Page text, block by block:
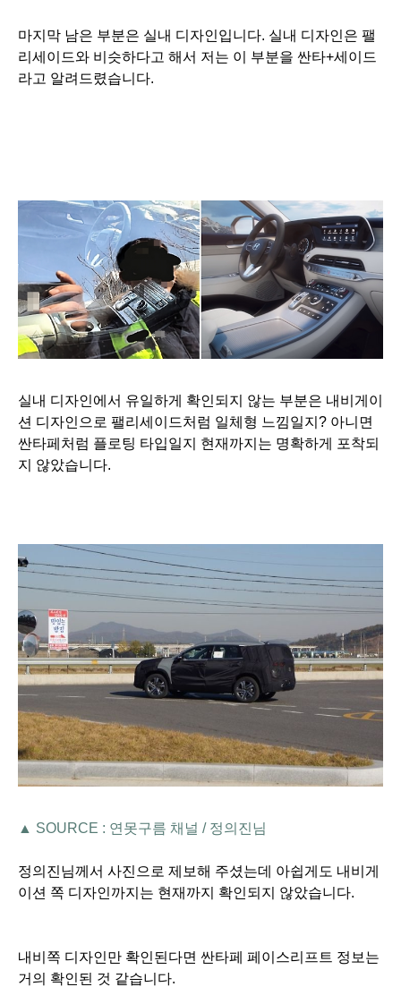
마지막 남은 부분은 실내 디자인입니다. 실내 디자인은 팰
리세이드와 비슷하다고 해서 저는 이 부분을 싼타+세이드
라고 알려드렸습니다.
실내 디자인에서 유일하게 확인되지 않는 부분은 내비게이
션 디자인으로 팰리세이드처럼 일체형 느낌일지? 아니면
싼타페처럼 플로팅 타입일지 현재까지는 명확하게 포착되
지 않았습니다.
▲ SOURCE : 연못구름 채널 / 정의진님
정의진님께서 사진으로 제보해 주셨는데 아쉽게도 내비게
이션 쪽 디자인까지는 현재까지 확인되지 않았습니다.
내비쪽 디자인만 확인된다면 싼타페 페이스리프트 정보는
거의 확인된 것 같습니다.